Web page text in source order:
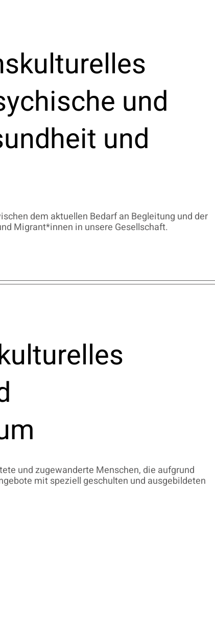
und
und
dem aktuellen Bedarf an Begleitung und der
Migrant*innen in unsere Gesellschaft.
und zugewanderte Menschen, die aufgrund
mit speziell geschulten und ausgebildeten